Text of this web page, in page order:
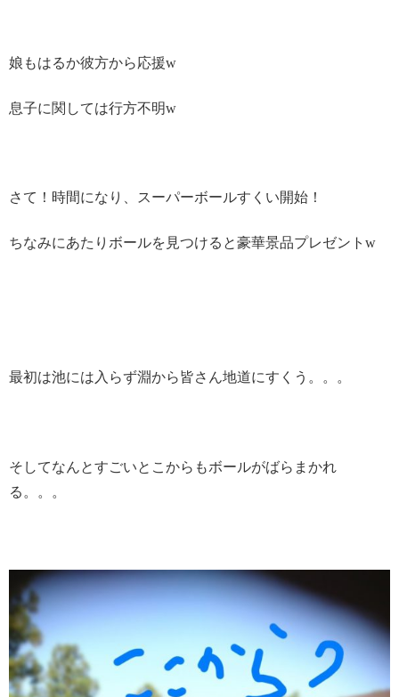
娘もはるか彼方から応援w
息子に関しては行方不明w
さて！時間になり、スーパーボールすくい開始！
ちなみにあたりボールを見つけると豪華景品プレゼントw
最初は池には入らず淵から皆さん地道にすくう。。。
そしてなんとすごいとこからもボールがばらまかれ
る。。。